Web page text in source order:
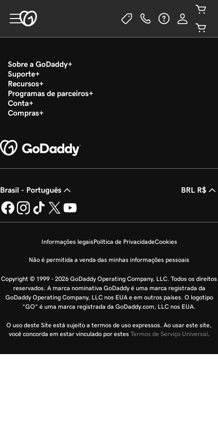
Sobre a GoDaddy
Suporte
Recursos
Programas de parceiros
Conta
Compras
Brasil - Português BRL R$
Informações legaisPolítica de PrivacidadeCookies
Não é permitida a venda das minhas informações pessoais
Copyright © 1999 - 2026 GoDaddy Operating Company, LLC. Todos os direitos
reservados. A marca nominativa GoDaddy é uma marca registrada da
GoDaddy Operating Company, LLC nos EUA e em outros países. O logotipo
“GO” é uma marca registrada da GoDaddy.com, LLC nos EUA.
O uso deste Site está sujeito a termos de uso expressos. Ao usar este site,
você concorda em estar vinculado por estes Termos de Serviço Universal.